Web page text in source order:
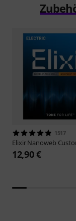
1517
ElixirNanoweb
12,90 €